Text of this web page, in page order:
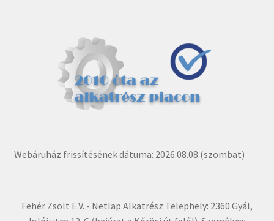
Webáruház frissítésének dátuma: 2026.08.08.(szombat)
Fehér Zsolt E.V. - Netlap Alkatrész Telephely: 2360 Gyál,